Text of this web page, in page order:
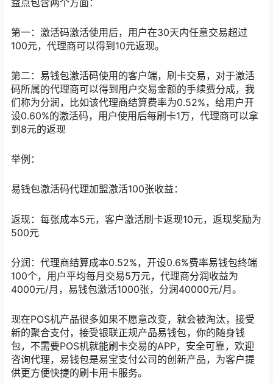
第一：激活码激活使用后，用户在30天内任意交易超过
100元，代理商可以得到10元返现。
第二：易钱包激活码使用的客户端，刷卡交易，对于激活
码所属的代理商可以得到用户交易金额的手续费分成，我
们称为分润，比如该代理商结算费率为0.52%，给用户开
设0.60%的激活码，用户使用后每刷卡1万，代理商可以拿
到8元的返现
举例：
易钱包激活码代理加盟激活100张收益：
返现：每张成本5元，客户激活刷卡返现10元，返现奖励为
500元
分润：代理商结算成本0.52%，开设0.6%费率易钱包终端
100个，用户平均每月交易5万元，代理商分润收益为
4000元/月，易钱包激活1000张，分润40000元/月。
现在POS机产品很多如果不愿意改变，就会被淘汰，接受
新的聚合支付，接受银联正规产品易钱包，你的随身钱
包，不需要POS机就能刷卡交易的APP，安全可靠，欢迎
咨询代理，易钱包是易宝支付公司的创新产品，为客户提
供更方便快捷的刷卡用卡服务。